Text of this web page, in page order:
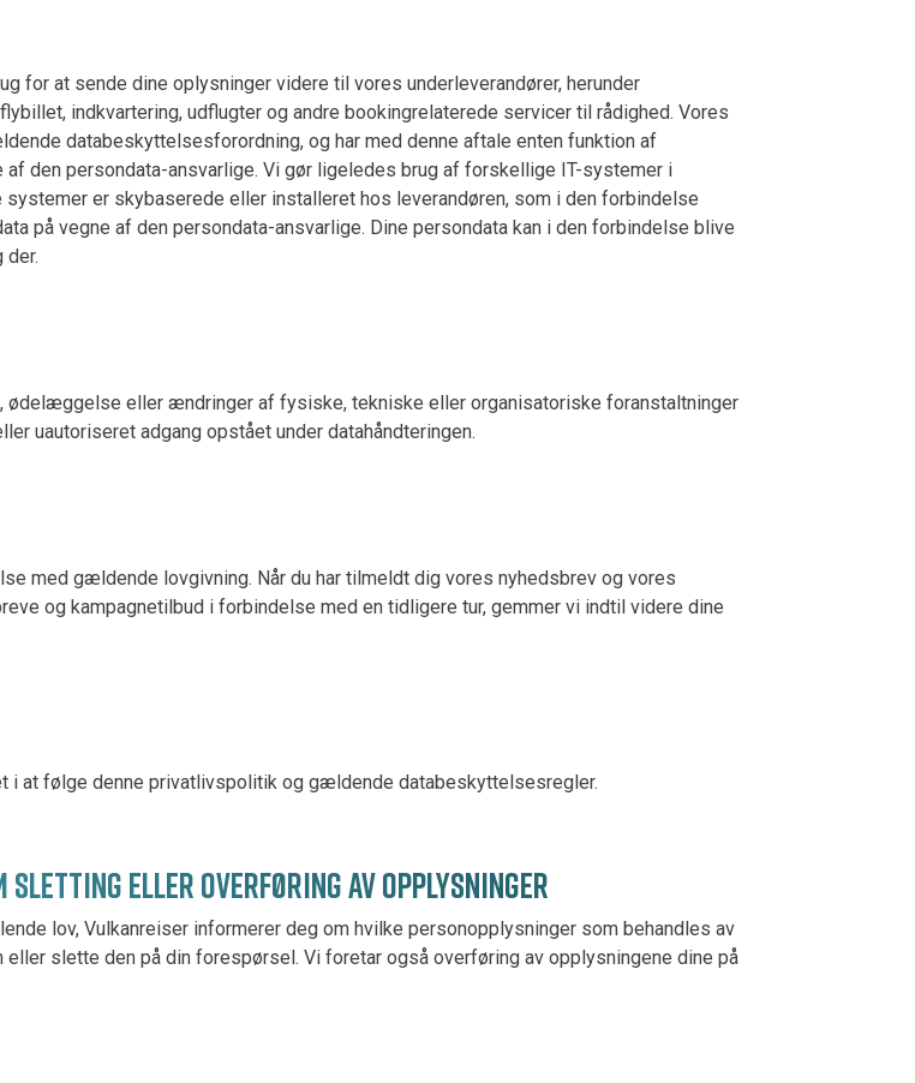
for at sende dine oplysninger videre til vores underleverandører, herunder
indkvartering, udflugter og andre bookingrelaterede servicer til rådighed. Vores
databeskyttelsesforordning, og har med denne aftale enten funktion af
den persondata-ansvarlige. Vi gør ligeledes brug af forskellige IT-systemer i
er skybaserede eller installeret hos leverandøren, som i den forbindelse
på vegne af den persondata-ansvarlige. Dine persondata kan i den forbindelse blive
der.
eller ændringer af fysiske, tekniske eller organisatoriske foranstaltninger
uautoriseret adgang opstået under datahåndteringen.
med gældende lovgivning. Når du har tilmeldt dig vores nyhedsbrev og vores
og kampagnetilbud i forbindelse med en tidligere tur, gemmer vi indtil videre dine
i at følge denne privatlivspolitik og gældende databeskyttelsesregler.
ELLER OVERFØRING AV OPPLYSNINGER
lov, Vulkanreiser informerer deg om hvilke personopplysninger som behandles av
slette den på din forespørsel. Vi foretar også overføring av opplysningene dine på